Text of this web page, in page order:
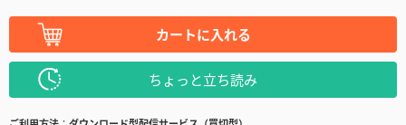
カートに入れる
ちょっと立ち読み